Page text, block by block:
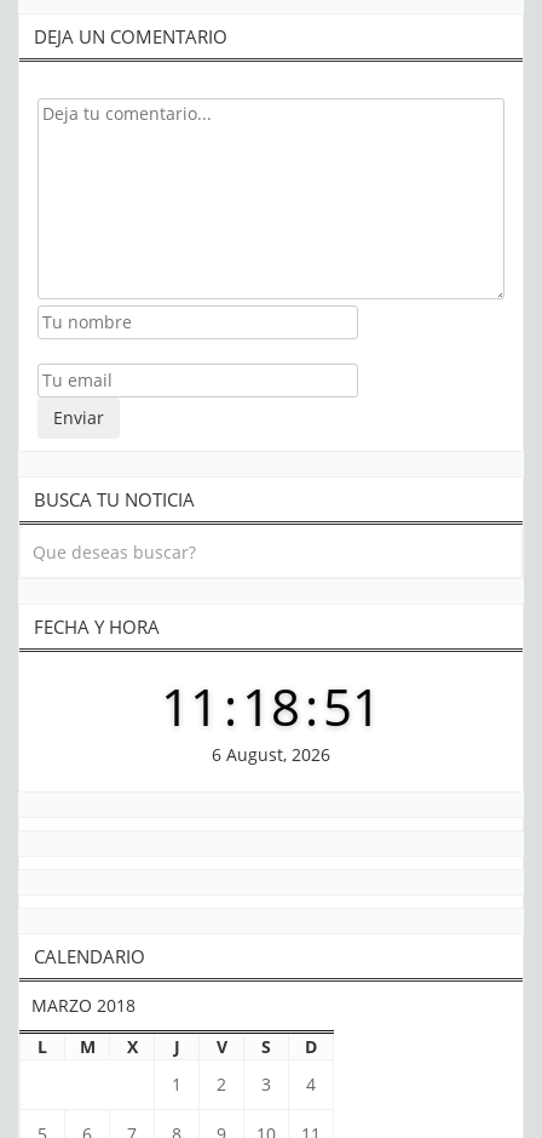
DEJA UN COMENTARIO
BUSCA TU NOTICIA
FECHA Y HORA
11 :18:51
6 August, 2026
CALENDARIO
MARZO 2018
L
M X J V S
D
1
2 3 4